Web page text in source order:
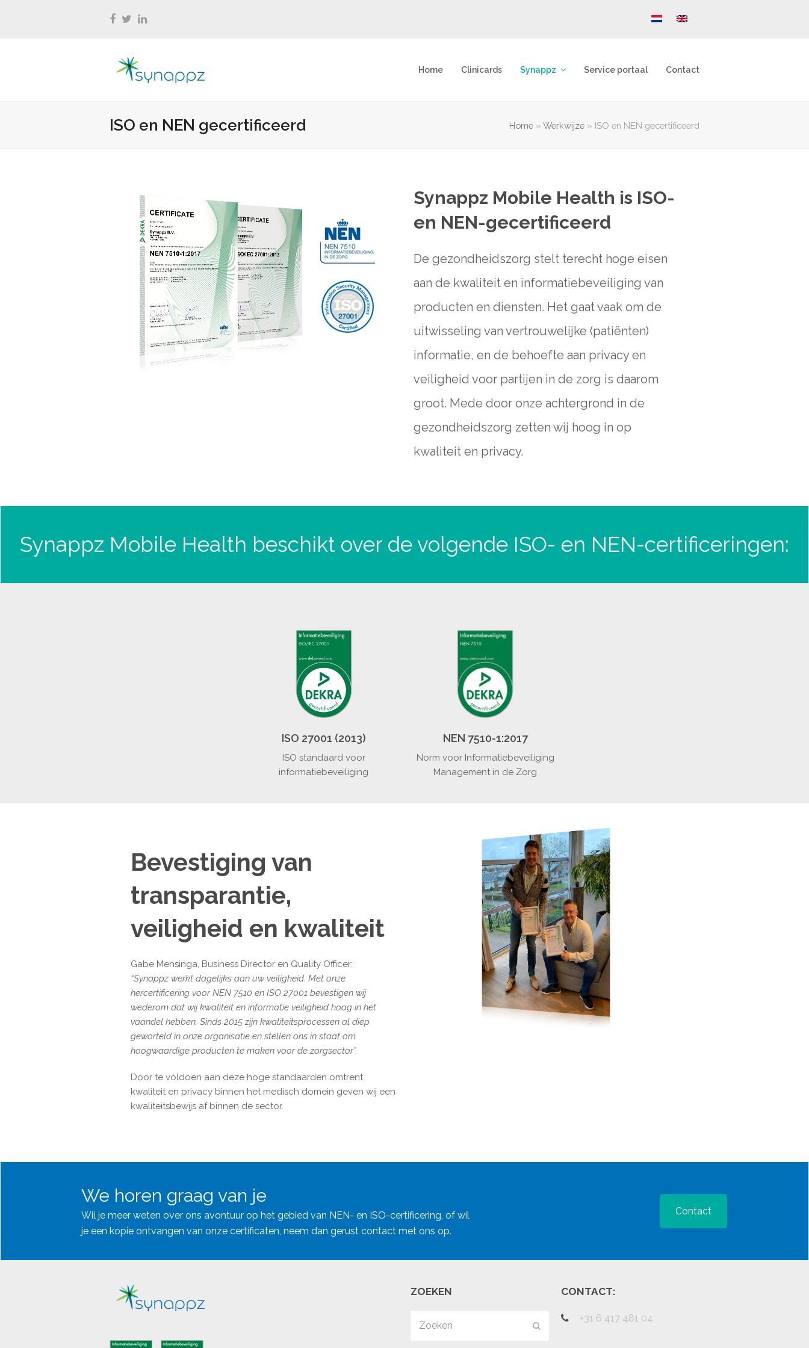
Facebook
TwitterLinkedIn
Home Clinicards Synappz Service portaal Contact
ISO en NEN gecertificeerd Home » Werkwijze » ISO en NEN gecertificeerd
Synappz Mobile Health is ISO-
en NEN-gecertificeerd
De gezondheidszorg stelt terecht hoge eisen
aan de kwaliteit en informatiebeveiliging van
producten en diensten. Het gaat vaak om de
uitwisseling van vertrouwelijke (patiënten)
informatie, en de behoefte aan privacy en
veiligheid voor partijen in de zorg is daarom
groot. Mede door onze achtergrond in de
gezondheidszorg zetten wij hoog in op
kwaliteit en privacy.
Synappz Mobile Health beschikt over de volgende ISO- en NEN-certificeringen:
ISO 27001 (2013)
ISO standaard voor
informatiebeveiliging
NEN 7510-1:2017
Norm voor Informatiebeveiliging
Management in de Zorg
Bevestiging van
transparantie,
veiligheid en kwaliteit
Gabe Mensinga, Business Director en Quality Officer:
“Synappz werkt dagelijks aan uw veiligheid. Met onze
hercertificering voor NEN 7510 en ISO 27001 bevestigen wij
wederom dat wij kwaliteit en informatie veiligheid hoog in het
vaandel hebben. Sinds 2015 zijn kwaliteitsprocessen al diep
geworteld in onze organisatie en stellen ons in staat om
hoogwaardige producten te maken voor de zorgsector”.
Door te voldoen aan deze hoge standaarden omtrent
kwaliteit en privacy binnen het medisch domein geven wij een
kwaliteitsbewijs af binnen de sector.
We horen graag van je
Wil je meer weten over ons avontuur op het gebied van NEN- en ISO-certificering, of wil
je een kopie ontvangen van onze certificaten, neem dan gerust contact met ons op.
Contact
ZOEKEN CONTACT:
+31 6 417 481 04